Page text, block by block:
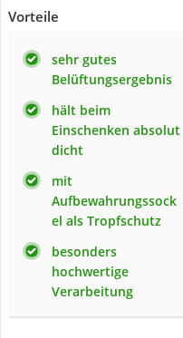
Vorteile
sehr gutes
Belüftungsergebnis
hält beim
Einschenken absolut
dicht
mit
Aufbewahrungssock
el als Tropfschutz
besonders
hochwertige
Verarbeitung